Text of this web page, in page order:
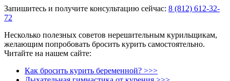
Запишитесь и получите консультацию сейчас: 8 (812) 612-32-
72
Несколько полезных советов нерешительным курильщикам,
желающим попробовать бросить курить самостоятельно.
Читайте на нашем сайте:
Как бросить курить беременной? >>>